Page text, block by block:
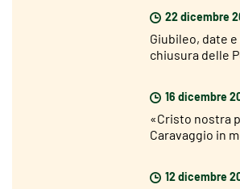
22 dicembre
Giubileo, date
chiusura delle
16 dicembre
«Cristo nostra
Caravaggio in
12 dicembre